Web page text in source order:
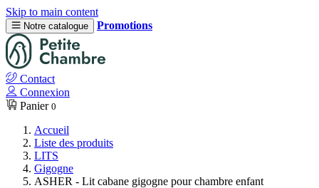
Skip to main content
Notre catalogue Promotions
Contact
Connexion
Panier 0
Accueil
Liste des produits
LITS
Gigogne
ASHER - Lit cabane gigogne pour chambre enfant